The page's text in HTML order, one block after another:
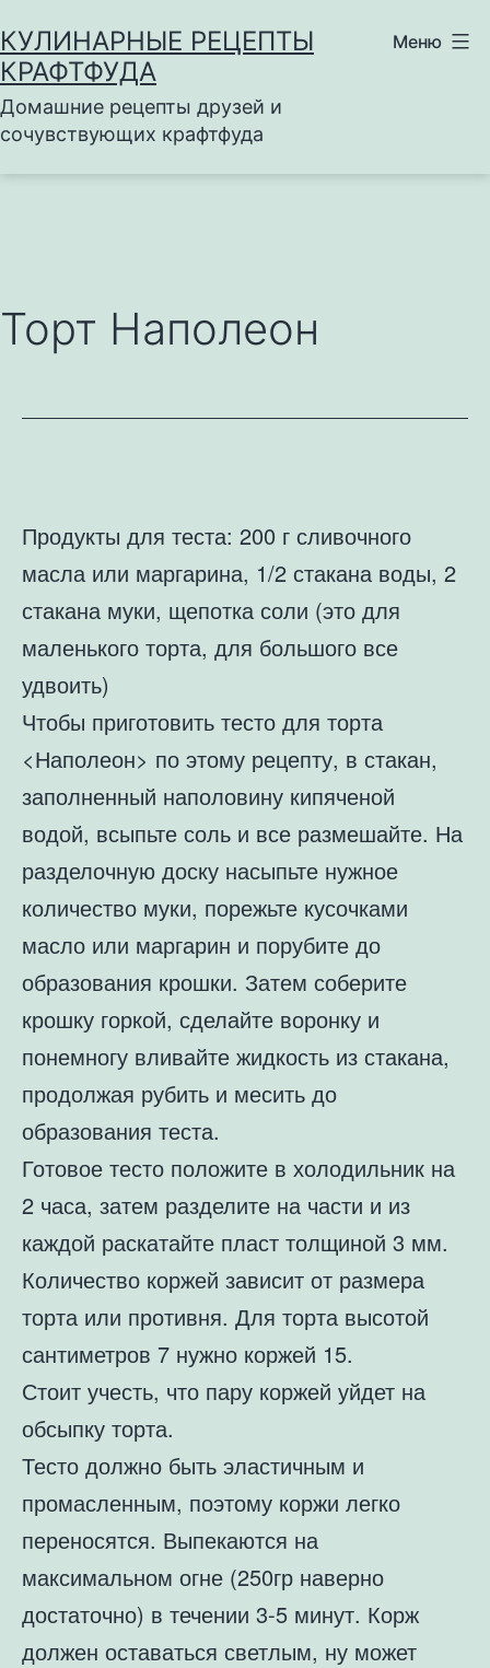
к
содержимому
КУЛИНАРНЫЕ РЕЦЕПТЫ
КРАФТФУДА
Домашние рецепты друзей и
сочувствующих крафтфуда
Меню
Торт Наполеон
Продукты для теста: 200 г сливочного
масла или маргарина, 1/2 стакана воды, 2
стакана муки, щепотка соли (это для
маленького торта, для большого все
удвоить)
Чтобы приготовить тесто для торта
<Наполеон> по этому рецепту, в стакан,
заполненный наполовину кипяченой
водой, всыпьте соль и все размешайте. На
разделочную доску насыпьте нужное
количество муки, порежьте кусочками
масло или маргарин и порубите до
образования крошки. Затем соберите
крошку горкой, сделайте воронку и
понемногу вливайте жидкость из стакана,
продолжая рубить и месить до
образования теста.
Готовое тесто положите в холодильник на
2 часа, затем разделите на части и из
каждой раскатайте пласт толщиной 3 мм.
Количество коржей зависит от размера
торта или противня. Для торта высотой
сантиметров 7 нужно коржей 15.
Стоит учесть, что пару коржей уйдет на
обсыпку торта.
Тесто должно быть эластичным и
промасленным, поэтому коржи легко
переносятся. Выпекаются на
максимальном огне (250гр наверно
достаточно) в течении 3-5 минут. Корж
должен оставаться светлым, ну может